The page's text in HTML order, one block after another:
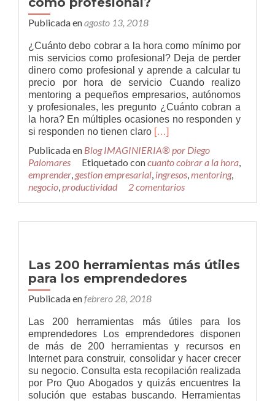
de
nuestro
producto
servicio.
Publicada enagosto 13, 2018
¿Cuánto debo cobrar a la hora como mínimo por
mis servicios como profesional? Deja de perder
dinero como profesional y aprende a calcular tu
precio por hora de servicio Cuando realizo
mentoring a pequeños empresarios, autónomos
y profesionales, les pregunto ¿Cuánto cobran a
la hora? En múltiples ocasiones no responden y
si responden no tienen claro Leer
debo
cobrar
a
la
hora
servicios
como
[…]
Publicada en Blog IMAGINIERIA® por Diego
Palomares
Etiquetado concuanto cobrar a la hora,
emprender, gestion empresarial, ingresos,mentoring,
negocio,productividad 2 comentarios
Las 200 herramientas más útiles
para los emprendedores
Publicada enfebrero 28, 2018
Las 200 herramientas más útiles para los
emprendedores Los emprendedores disponen
de más de 200 herramientas y recursos en
Internet para construir, consolidar y hacer crecer
su negocio. Consulta esta recopilación realizada
por Pro Quo Abogados y quizás encuentres la
solución que estabas buscando. Herramientas